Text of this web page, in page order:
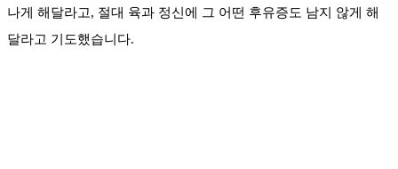
나게 해달라고, 절대 육과 정신에 그 어떤 후유증도 남지 않게 해
달라고 기도했습니다.